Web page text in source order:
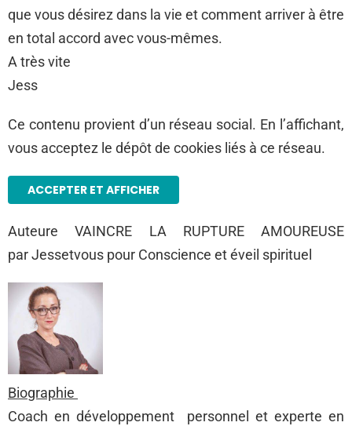
que vous désirez dans la vie et comment arriver à être
en total accord avec vous-mêmes.
A très vite
Jess
Ce contenu provient d’un réseau social. En l’affichant,
vous acceptez le dépôt de cookies liés à ce réseau.
ACCEPTER ET AFFICHER
Auteure VAINCRE LA RUPTURE AMOUREUSE
par Jessetvous pour Conscience et éveil spirituel
Biographie
Coach en développement personnel et experte en